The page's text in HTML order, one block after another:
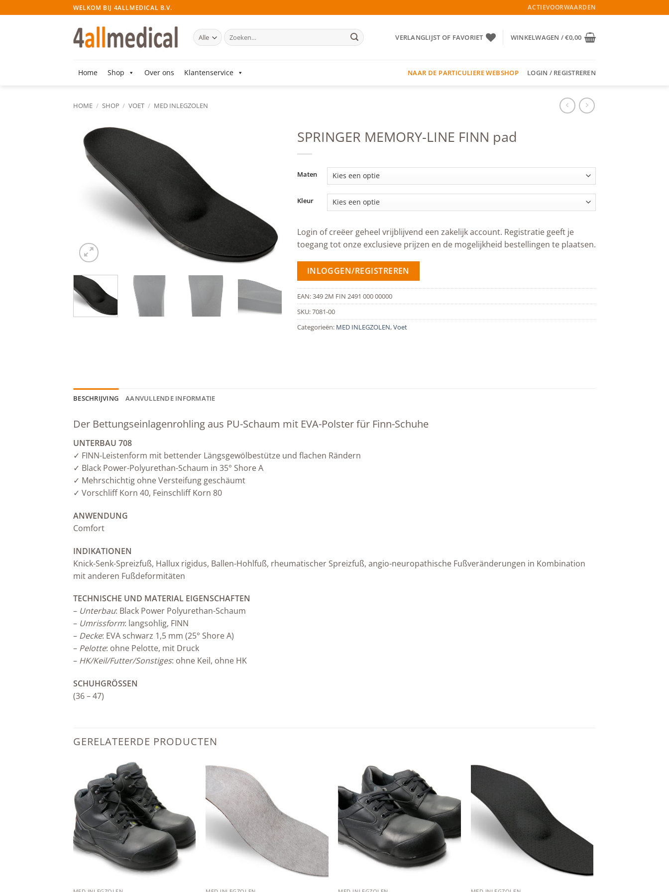
naar
WELKOM BIJ 4ALLMEDICAL B.V. ACTIEVOORWAARDEN
Zoeken
naar:
VERLANGLIJST OF FAVORIET WINKELWAGEN /€0,00
Home Shop Over ons Klantenservice NAAR DE PARTICULIERE WEBSHOP LOGIN / REGISTREREN
HOME / SHOP / VOET / MED INLEGZOLEN
SPRINGER MEMORY-LINE FINN pad
Maten
Kleur
Login of creëer geheel vrijblijvend een zakelijk account. Registratie geeft je
toegang tot onze exclusieve prijzen en de mogelijkheid bestellingen te plaatsen.
INLOGGEN/REGISTREREN
EAN:349 2M FIN 2491 000 00000
SKU:7081-00
Categorieën: MED INLEGZOLEN,Voet
BESCHRIJVING AANVULLENDE INFORMATIE
Der Bettungseinlagenrohling aus PU-Schaum mit EVA-Polster für Finn-Schuhe
UNTERBAU 708
✓ FINN-Leistenform mit bettender Längsgewölbestütze und flachen Rändern
✓ Black Power-Polyurethan-Schaum in 35° Shore A
✓ Mehrschichtig ohne Versteifung geschäumt
✓ Vorschliff Korn 40, Feinschliff Korn 80
ANWENDUNG
Comfort
INDIKATIONEN
Knick-Senk-Spreizfuß, Hallux rigidus, Ballen-Hohlfuß, rheumatischer Spreizfuß, angio-neuropathische Fußveränderungen in Kombination
mit anderen Fußdeformitäten
TECHNISCHE UND MATERIAL EIGENSCHAFTEN
– Unterbau: Black Power Polyurethan-Schaum
– Umrissform: langsohlig, FINN
– Decke: EVA schwarz 1,5 mm (25° Shore A)
– Pelotte: ohne Pelotte, mit Druck
– HK/Keil/Futter/Sonstiges: ohne Keil, ohne HK
SCHUHGRÖSSEN
(36 – 47)
GERELATEERDE PRODUCTEN
wishlist